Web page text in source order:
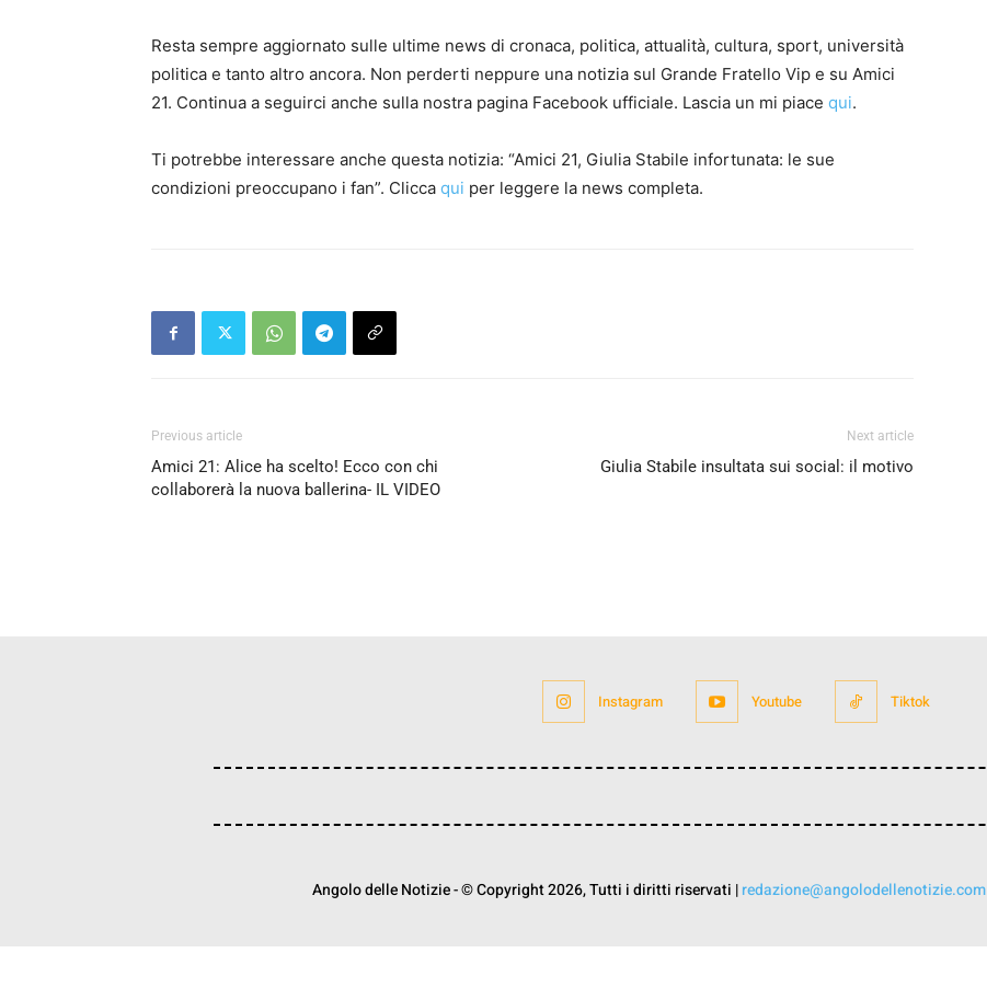
Resta sempre aggiornato sulle ultime news di cronaca, politica, attualità, cultura, sport, università
politica e tanto altro ancora. Non perderti neppure una notizia sul Grande Fratello Vip e su Amici
21. Continua a seguirci anche sulla nostra pagina Facebook ufficiale. Lascia un mi piace qui.
Ti potrebbe interessare anche questa notizia: “Amici 21, Giulia Stabile infortunata: le sue
condizioni preoccupano i fan”. Clicca qui per leggere la news completa.
Previous article
Amici 21: Alice ha scelto! Ecco con chi
collaborerà la nuova ballerina- IL VIDEO
Next article
Giulia Stabile insultata sui social: il motivo
Instagram Youtube Tiktok
Angolo delle Notizie - © Copyright 2026, Tutti i diritti riservati |redazione@angolodellenotizie.com